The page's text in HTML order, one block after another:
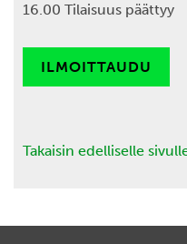
16.00 Tilaisuus päättyy
ILMOITTAUDU
Takaisin edelliselle